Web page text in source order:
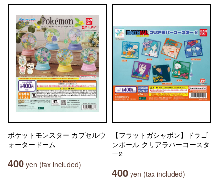
ポケットモンスター カプセルウ
ォータードーム
400 yen (tax included)
【フラットガシャポン】ドラゴ
ンボール クリアラバーコースタ
ー2
400 yen (tax included)